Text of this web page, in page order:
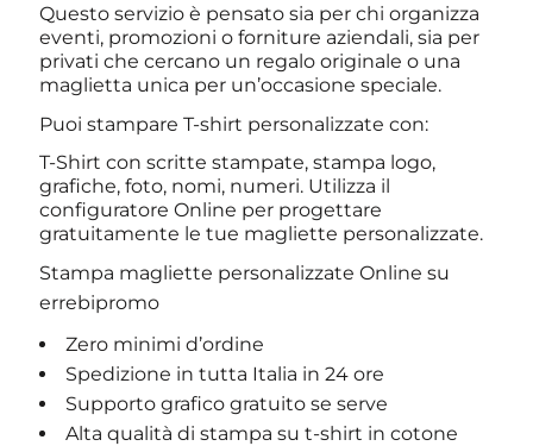
Questo servizio è pensato sia per chi organizza
eventi, promozioni o forniture aziendali, sia per
privati che cercano un regalo originale o una
maglietta unica per un’occasione speciale.
Puoi stampare T-shirt personalizzate con:
T-Shirt con scritte stampate, stampa logo,
grafiche, foto, nomi, numeri. Utilizza il
configuratore Online per progettare
gratuitamente le tue magliette personalizzate.
Stampa magliette personalizzate Online su
errebipromo
Zero minimi d’ordine
Spedizione in tutta Italia in 24 ore
Supporto grafico gratuito se serve
Alta qualità di stampa su t-shirt in cotone